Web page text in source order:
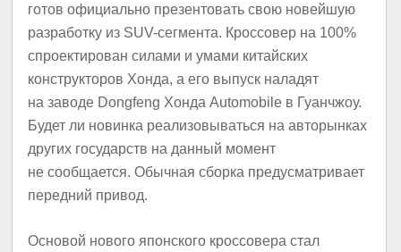
готов официально презентовать свою новейшую
разработку из SUV-сегмента. Кроссовер на 100%
спроектирован силами и умами китайских
конструкторов Хонда, а его выпуск наладят
на заводе Dongfeng Хонда Automobile в Гуанчжоу.
Будет ли новинка реализовываться на авторынках
других государств на данный момент
не сообщается. Обычная сборка предусматривает
передний привод.
Основой нового японского кроссовера стал